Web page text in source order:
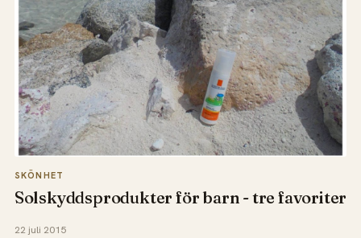
SKÖNHET
Solskyddsprodukter för barn - tre favoriter
22 juli 2015